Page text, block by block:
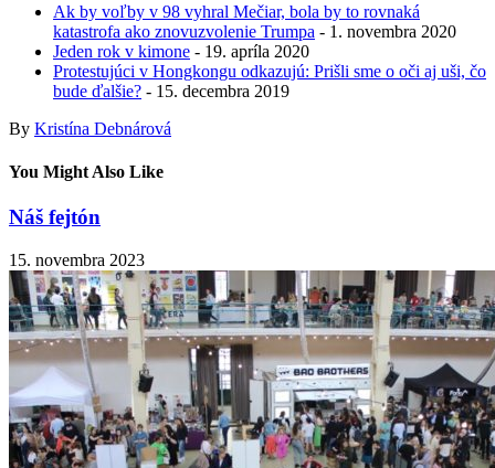
Ak by voľby v 98 vyhral Mečiar, bola by to rovnaká
katastrofa ako znovuzvolenie Trumpa - 1. novembra 2020
Jeden rok v kimone - 19. apríla 2020
Protestujúci v Hongkongu odkazujú: Prišli sme o oči aj uši, čo
bude ďalšie? - 15. decembra 2019
By Kristína Debnárová
You Might Also Like
Náš fejtón
15. novembra 2023